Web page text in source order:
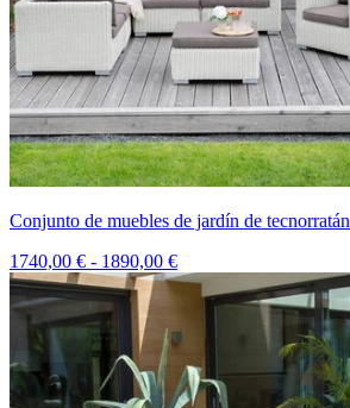
Conjunto de muebles de jardín de
1740,00 € - 1890,00 €